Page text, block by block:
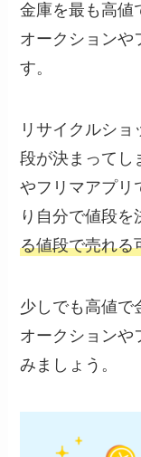
金庫を最も高値
オークションや
す。
リサイクルシ
段が決まってし
やフリマアプリ
り自分で値段
る値段で売れる
少しでも高値で
オークションや
みましょう。